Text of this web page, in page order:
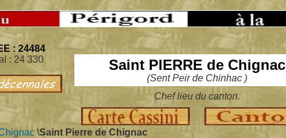
: 24484
: 24 330
Saint PIERRE de Chignac
(Sent Peir de Chinhac )
Chef lieu du canton.
\Saint Pierre de Chignac